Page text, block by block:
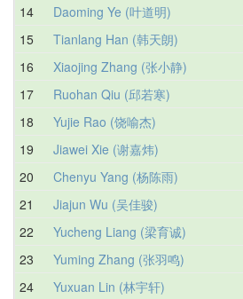
14 Daoming Ye (叶道明)
15 Tianlang Han (韩天朗)
16 Xiaojing Zhang (张小静)
17 Ruohan Qiu (邱若寒)
18 Yujie Rao (饶喻杰)
19 Jiawei Xie (谢嘉炜)
20 Chenyu Yang (杨陈雨)
21 Jiajun Wu (吴佳骏)
22 Yucheng Liang (梁育诚)
23 Yuming Zhang (张羽鸣)
24 Yuxuan Lin (林宇轩)